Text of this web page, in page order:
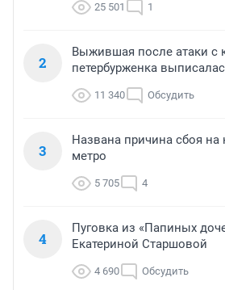
25 501 1
2
Выжившая после атаки с
петербурженка
11 340 Обсудить
3
Названа причина сбоя на
метро
5 705 4
4
Пуговка из «Папиных
Екатериной Старшовой
4 690 Обсудить